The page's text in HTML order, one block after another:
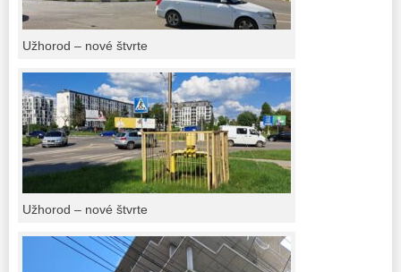
Užhorod – nové štvrte
Užhorod – nové štvrte